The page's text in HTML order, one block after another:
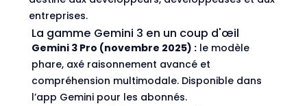
entreprises.
La gamme Gemini 3 en un coup d'œil
Gemini 3 Pro (novembre 2025) : le modèle
phare, axé raisonnement avancé et
compréhension multimodale. Disponible dans
l’app Gemini pour les abonnés.